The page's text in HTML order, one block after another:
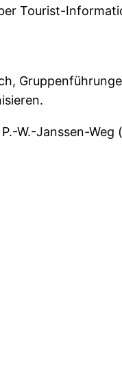
Tourist-
W.-Janssen-Weg